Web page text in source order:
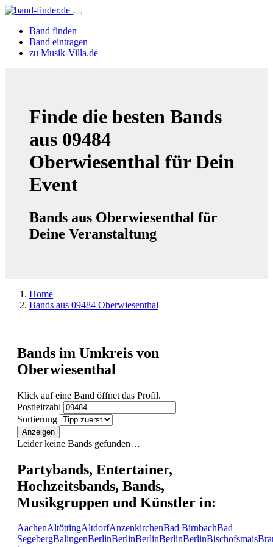
Band finden
Band eintragen
zu Musik-Villa.de
Finde die besten Bands
aus 09484
Oberwiesenthal für Dein
Event
Bands aus Oberwiesenthal für
Deine Veranstaltung
Home
Bands aus 09484 Oberwiesenthal
Bands im Umkreis von
Oberwiesenthal
Klick auf eine Band öffnet das Profil.
Postleitzahl
Sortierung
Anzeigen
Leider keine Bands gefunden…
Partybands, Entertainer,
Hochzeitsbands, Bands,
Musikgruppen und Künstler in:
AachenAltöttingAltdorfAnzenkirchenBad BirnbachBad
SegebergBalingenBerlinBerlinBerlinBerlinBerlinBischofsmais